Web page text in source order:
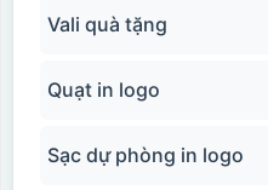
Vali quà tặng
Quạt in logo
Sạc dự phòng in logo